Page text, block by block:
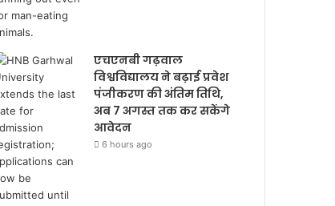
एचएनबी गढ़वाल
विश्वविद्यालय ने बढ़ाई प्रवेश
पंजीकरण की अंतिम तिथि,
अब 7 अगस्त तक कर सकेंगे
आवेदन
6 hours ago